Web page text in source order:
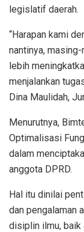
legislatif daerah.
“Harapan kami
nantinya,
lebih
menjalankan
Dina Maulidah,
Menurutnya,
Optimalisasi
dalam
anggota DPRD.
Hal itu dinilai
dan pengalaman
disiplin ilmu, baik